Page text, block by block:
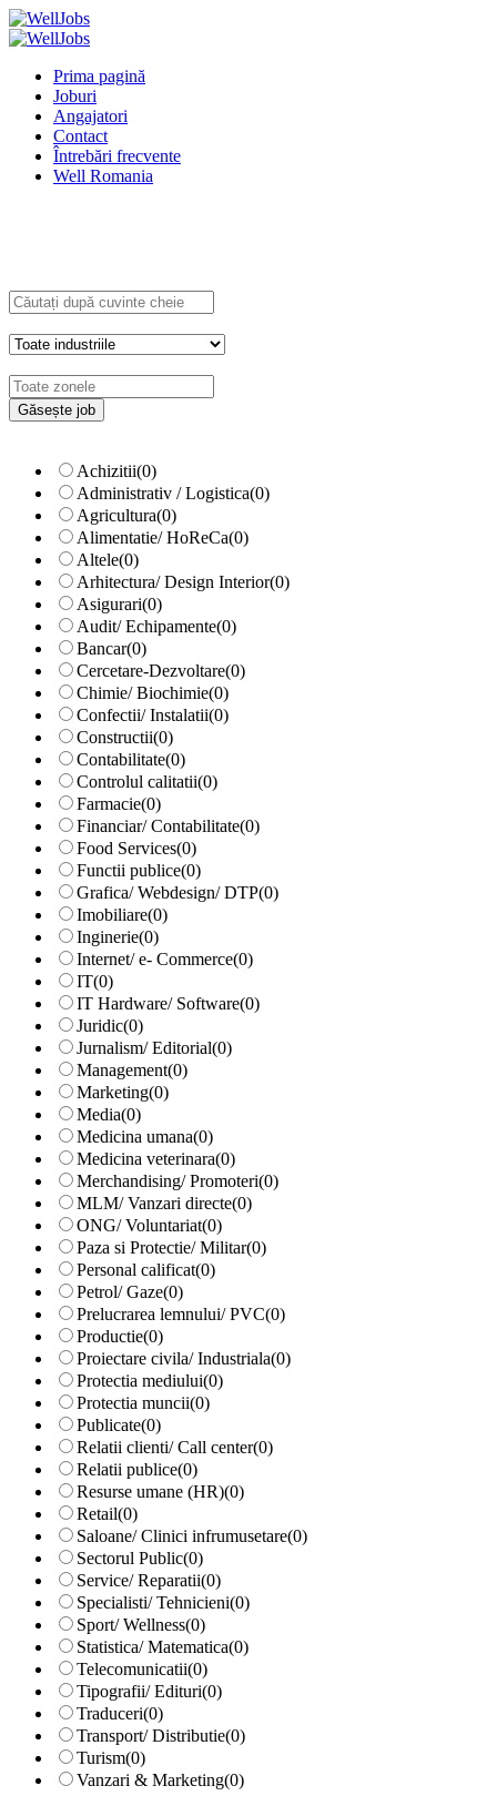
Prima pagină
Joburi
Angajatori
Contact
Întrebări frecvente
Well Romania
Achizitii(0)
Administrativ / Logistica(0)
Agricultura(0)
Alimentatie/ HoReCa(0)
Altele(0)
Arhitectura/ Design Interior(0)
Asigurari(0)
Audit/ Echipamente(0)
Bancar(0)
Cercetare-Dezvoltare(0)
Chimie/ Biochimie(0)
Confectii/ Instalatii(0)
Constructii(0)
Contabilitate(0)
Controlul calitatii(0)
Farmacie(0)
Financiar/ Contabilitate(0)
Food Services(0)
Functii publice(0)
Grafica/ Webdesign/ DTP(0)
Imobiliare(0)
Inginerie(0)
Internet/ e- Commerce(0)
IT(0)
IT Hardware/ Software(0)
Juridic(0)
Jurnalism/ Editorial(0)
Management(0)
Marketing(0)
Media(0)
Medicina umana(0)
Medicina veterinara(0)
Merchandising/ Promoteri(0)
MLM/ Vanzari directe(0)
ONG/ Voluntariat(0)
Paza si Protectie/ Militar(0)
Personal calificat(0)
Petrol/ Gaze(0)
Prelucrarea lemnului/ PVC(0)
Productie(0)
Proiectare civila/ Industriala(0)
Protectia mediului(0)
Protectia muncii(0)
Publicate(0)
Relatii clienti/ Call center(0)
Relatii publice(0)
Resurse umane (HR)(0)
Retail(0)
Saloane/ Clinici infrumusetare(0)
Sectorul Public(0)
Service/ Reparatii(0)
Specialisti/ Tehnicieni(0)
Sport/ Wellness(0)
Statistica/ Matematica(0)
Telecomunicatii(0)
Tipografii/ Edituri(0)
Traduceri(0)
Transport/ Distributie(0)
Turism(0)
Vanzari & Marketing(0)